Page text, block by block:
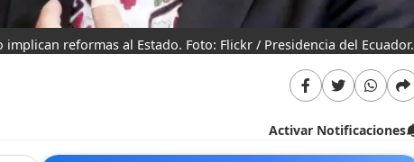
reformas al Estado. Foto: Flickr / Presidencia del Ecuador.
Activar Notificaciones